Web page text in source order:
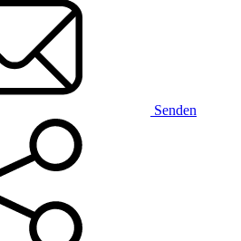
Senden